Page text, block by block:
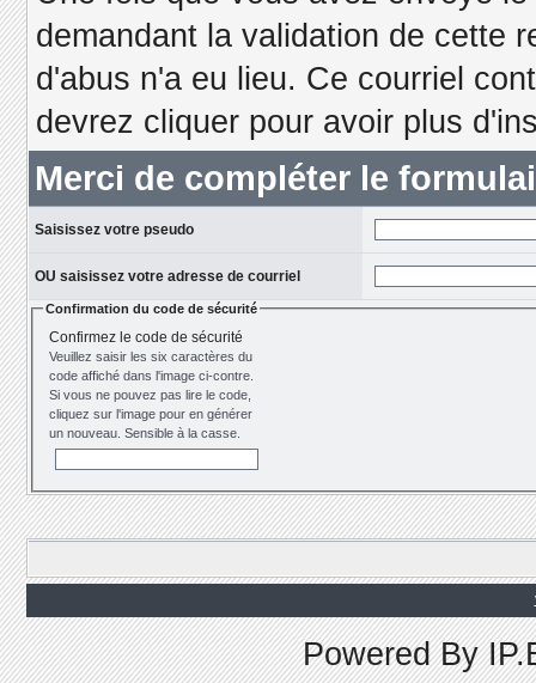
demandant la validation de cette
d'abus n'a eu lieu. Ce courriel
devrez cliquer pour avoir plus
Merci de compléter le
Saisissez votre pseudo
OU saisissez votre adresse de courriel
Confirmation du code de sécurité
Confirmez le code de sécurité
Veuillez saisir les six caractères du
code affiché dans l'image ci-contre.
Si vous ne pouvez pas lire le code,
cliquez sur l'image pour en générer
un nouveau. Sensible à la casse.
Powered By